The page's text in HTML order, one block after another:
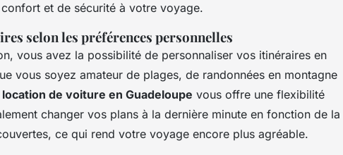
et de sécurité à votre voyage.
selon les préférences personnelles
vous avez la possibilité de personnaliser vos itinéraires en
vous soyez amateur de plages, de randonnées en montagne
location de voiture en Guadeloupe vous offre une flexibilité
changer vos plans à la dernière minute en fonction de la
ce qui rend votre voyage encore plus agréable.